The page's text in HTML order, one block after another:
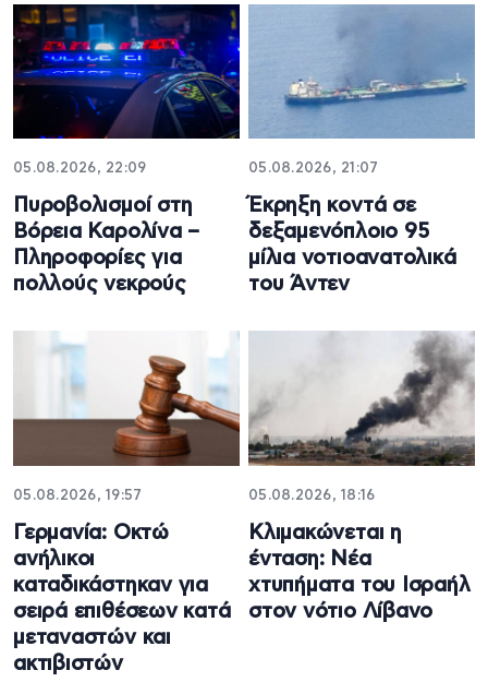
05.08.2026, 22:09
Πυροβολισμοί στη
Βόρεια Καρολίνα –
Πληροφορίες για
πολλούς νεκρούς
05.08.2026, 21:07
Έκρηξη κοντά σε
δεξαμενόπλοιο 95
μίλια νοτιοανατολικά
του Άντεν
05.08.2026, 19:57
Γερμανία: Οκτώ
ανήλικοι
καταδικάστηκαν για
σειρά επιθέσεων κατά
μεταναστών και
ακτιβιστών
05.08.2026, 18:16
Κλιμακώνεται η
ένταση: Νέα
χτυπήματα του Ισραήλ
στον νότιο Λίβανο